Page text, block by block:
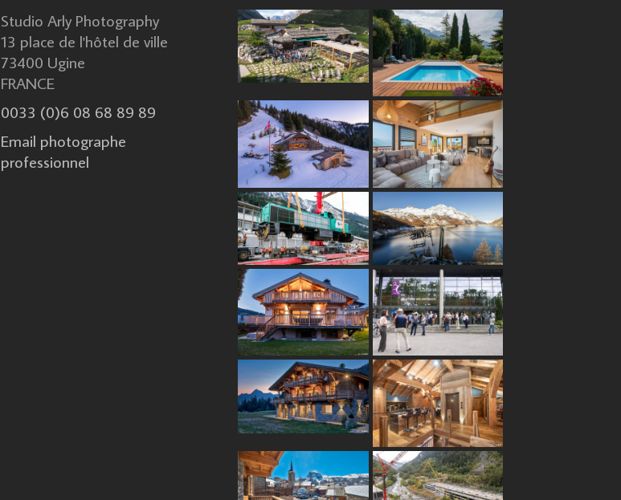
Studio Arly Photography
13 place de l'hôtel de ville
73400 Ugine
FRANCE
0033 (0)6 08 68 89 89
Email photographe
professionnel